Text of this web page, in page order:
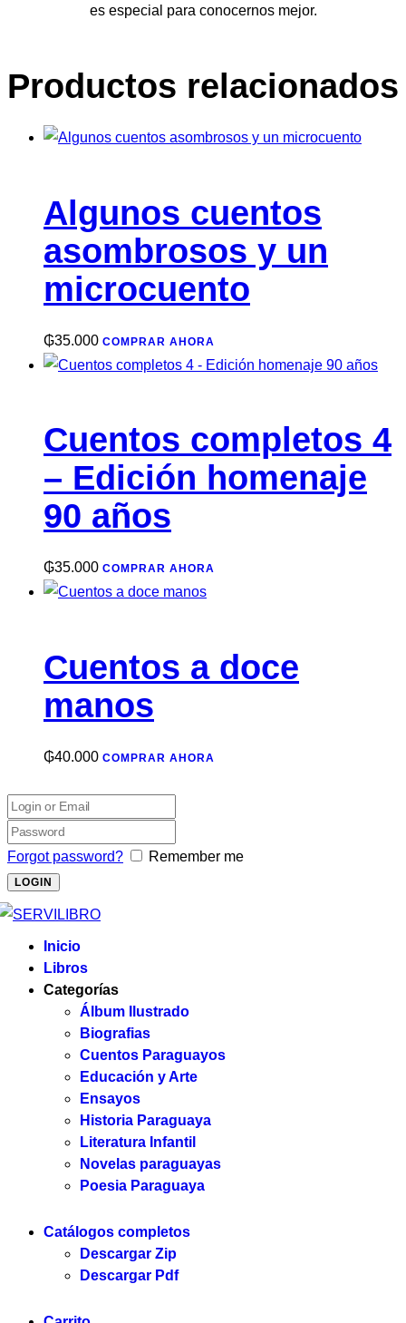
es especial para conocernos mejor.
Productos relacionados
Algunos cuentos
asombrosos y un
microcuento
₲35.000 COMPRAR AHORA
Cuentos completos 4
– Edición homenaje
90 años
₲35.000 COMPRAR AHORA
Cuentos a doce
manos
₲40.000 COMPRAR AHORA
Forgot password? Remember me
Inicio
Libros
Categorías
Álbum Ilustrado
Biografias
Cuentos Paraguayos
Educación y Arte
Ensayos
Historia Paraguaya
Literatura Infantil
Novelas paraguayas
Poesia Paraguaya
Catálogos completos
Descargar Zip
Descargar Pdf